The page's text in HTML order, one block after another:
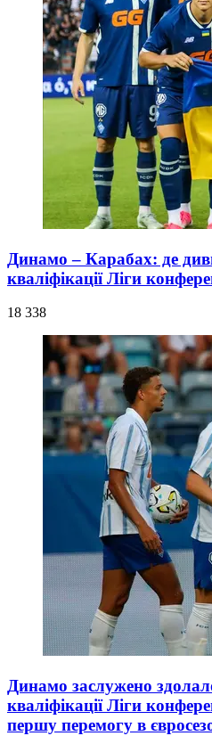
Динамо – Карабах: де
кваліфікації Ліги
18 338
Динамо заслужено
кваліфікації Ліги
першу перемогу в